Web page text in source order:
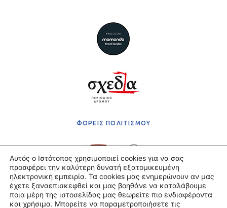
ΦΟΡΕΙΣ ΠΟΛΙΤΙΣΜΟΥ
Πολιτική Απορρήτου
Όροι χρήσης
Αυτός ο Ιστότοπος χρησιμοποιεί cookies για να σας
προσφέρει την καλύτερη δυνατή εξατομικευμένη
ηλεκτρονική εμπειρία. Τα cookies μας ενημερώνουν αν μας
έχετε ξαναεπισκεφθεί και μας βοηθάνε να καταλάβουμε
ποια μέρη της ιστοσελίδας μας θεωρείτε πιο ενδιαφέροντα
και χρήσιμα. Μπορείτε να παραμετροποιήσετε τις